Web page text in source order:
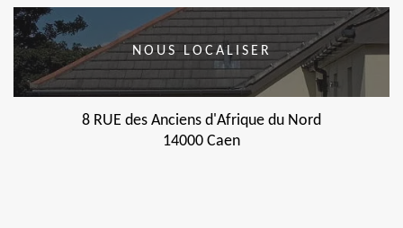
NOUS LOCALISER
8 RUE des Anciens d'Afrique du Nord
14000 Caen